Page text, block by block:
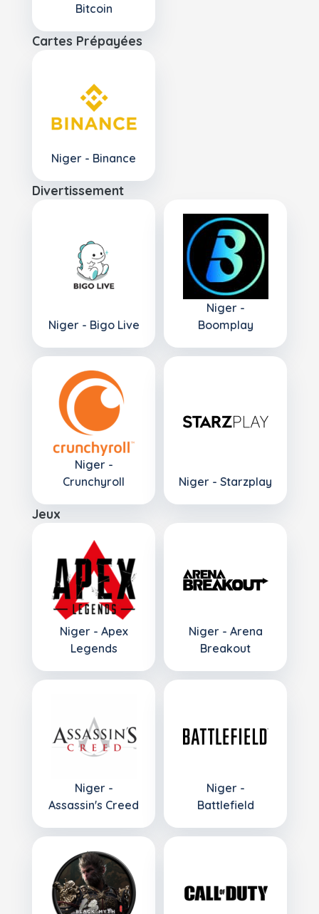
Bitcoin
Cartes Prépayées
Niger - Binance
Divertissement
Niger - Bigo Live
Niger -
Boomplay
Niger -
Crunchyroll
Niger - Starzplay
Jeux
Niger - Apex
Legends
Niger - Arena
Breakout
Niger -
Assassin's Creed
Niger -
Battlefield